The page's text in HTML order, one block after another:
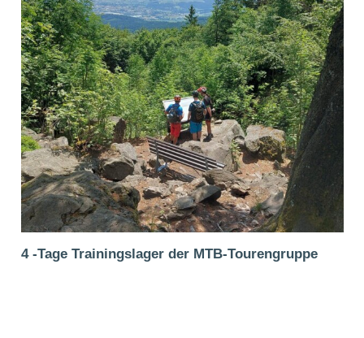
4 -Tage Trainingslager der MTB-Tourengruppe